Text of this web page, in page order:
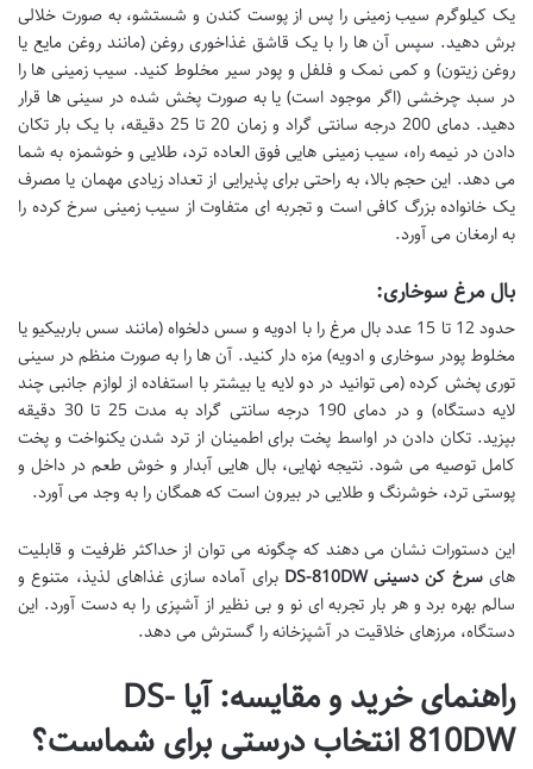
یک کیلوگرم سیب زمینی را پس از پوست کندن و شستشو، به صورت خلالی
برش دهید. سپس آن ها را با یک قاشق غذاخوری روغن (مانند روغن مایع یا
روغن زیتون) و کمی نمک و فلفل و پودر سیر مخلوط کنید. سیب زمینی ها را
در سبد چرخشی (اگر موجود است) یا به صورت پخش شده در سینی ها قرار
دهید. دمای 200 درجه سانتی گراد و زمان 20 تا 25 دقیقه، با یک بار تکان
دادن در نیمه راه، سیب زمینی هایی فوق العاده ترد، طلایی و خوشمزه به شما
می دهد. این حجم بالا، به راحتی برای پذیرایی از تعداد زیادی مهمان یا مصرف
یک خانواده بزرگ کافی است و تجربه ای متفاوت از سیب زمینی سرخ کرده را
به ارمغان می آورد.
بال مرغ سوخاری:
حدود 12 تا 15 عدد بال مرغ را با ادویه و سس دلخواه (مانند سس باربیکیو یا
مخلوط پودر سوخاری و ادویه) مزه دار کنید. آن ها را به صورت منظم در سینی
توری پخش کرده (می توانید در دو لایه یا بیشتر با استفاده از لوازم جانبی چند
لایه دستگاه) و در دمای 190 درجه سانتی گراد به مدت 25 تا 30 دقیقه
بپزید. تکان دادن در اواسط پخت برای اطمینان از ترد شدن یکنواخت و پخت
کامل توصیه می شود. نتیجه نهایی، بال هایی آبدار و خوش طعم در داخل و
پوستی ترد، خوشرنگ و طلایی در بیرون است که همگان را به وجد می آورد.
این دستورات نشان می دهند که چگونه می توان از حداکثر ظرفیت و قابلیت
هایسرخ کن دسینی DS-810DW
برای آماده سازی غذاهای لذیذ، متنوع و
سالم بهره برد و هر بار تجربه ای نو و بی نظیر از آشپزی را به دست آورد. این
دستگاه، مرزهای خلاقیت در آشپزخانه را گسترش می دهد.
راهنمای خرید و مقایسه: آیا DS-
810DW انتخاب درستی برای شماست؟